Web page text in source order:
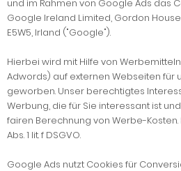
und im Rahmen von Google Ads das
Google Ireland Limited, Gordon
E5W5, Irland ("Google").
Hierbei wird mit Hilfe von
Adwords) auf externen Webseiten für
geworben. Unser berechtigtes
Werbung, die für Sie interessant ist
fairen Berechnung von Werbe-Kosten.
Abs. 1 lit. f DSGVO.
Google Ads nutzt Cookies für